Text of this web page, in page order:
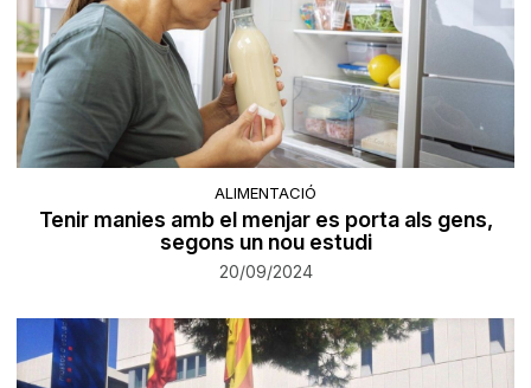
ALIMENTACIÓ
Tenir manies amb el menjar es porta als gens,
segons un nou estudi
20/09/2024